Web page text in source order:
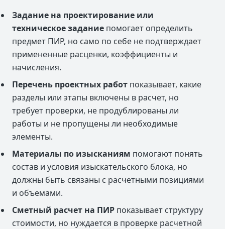
Задание на проектирование или
техническое задание помогает определить
предмет ПИР, но само по себе не подтверждает
примененные расценки, коэффициенты и
начисления.
Перечень проектных работ показывает, какие
разделы или этапы включены в расчет, но
требует проверки, не продублированы ли
работы и не пропущены ли необходимые
элементы.
Материалы по изысканиям помогают понять
состав и условия изыскательского блока, но
должны быть связаны с расчетными позициями
и объемами.
Сметный расчет на ПИР показывает структуру
стоимости, но нуждается в проверке расчетной